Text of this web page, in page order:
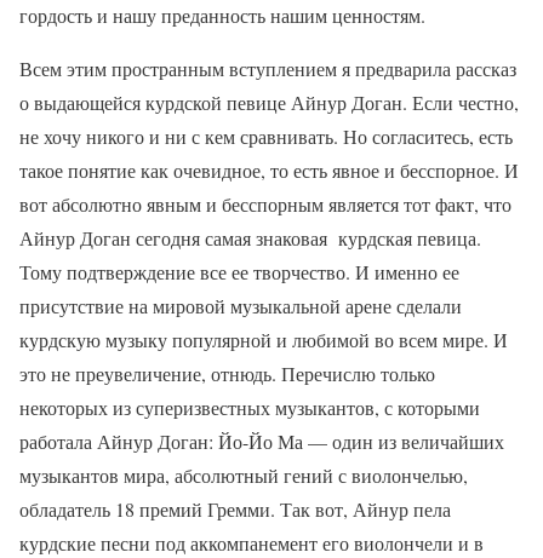
гордость и нашу преданность нашим ценностям.
Всем этим пространным вступлением я предварила рассказ
о выдающейся курдской певице Айнур Доган. Если честно,
не хочу никого и ни с кем сравнивать. Но согласитесь, есть
такое понятие как очевидное, то есть явное и бесспорное. И
вот абсолютно явным и бесспорным является тот факт, что
Айнур Доган сегодня самая знаковая курдская певица.
Тому подтверждение все ее творчество. И именно ее
присутствие на мировой музыкальной арене сделали
курдскую музыку популярной и любимой во всем мире. И
это не преувеличение, отнюдь. Перечислю только
некоторых из суперизвестных музыкантов, с которыми
работала Айнур Доган: Йо-Йо Ма — один из величайших
музыкантов мира, абсолютный гений с виолончелью,
обладатель 18 премий Гремми. Так вот, Айнур пела
курдские песни под аккомпанемент его виолончели и в